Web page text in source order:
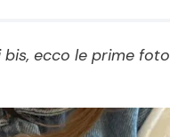
e Veloci
bis, ecco le prime foto